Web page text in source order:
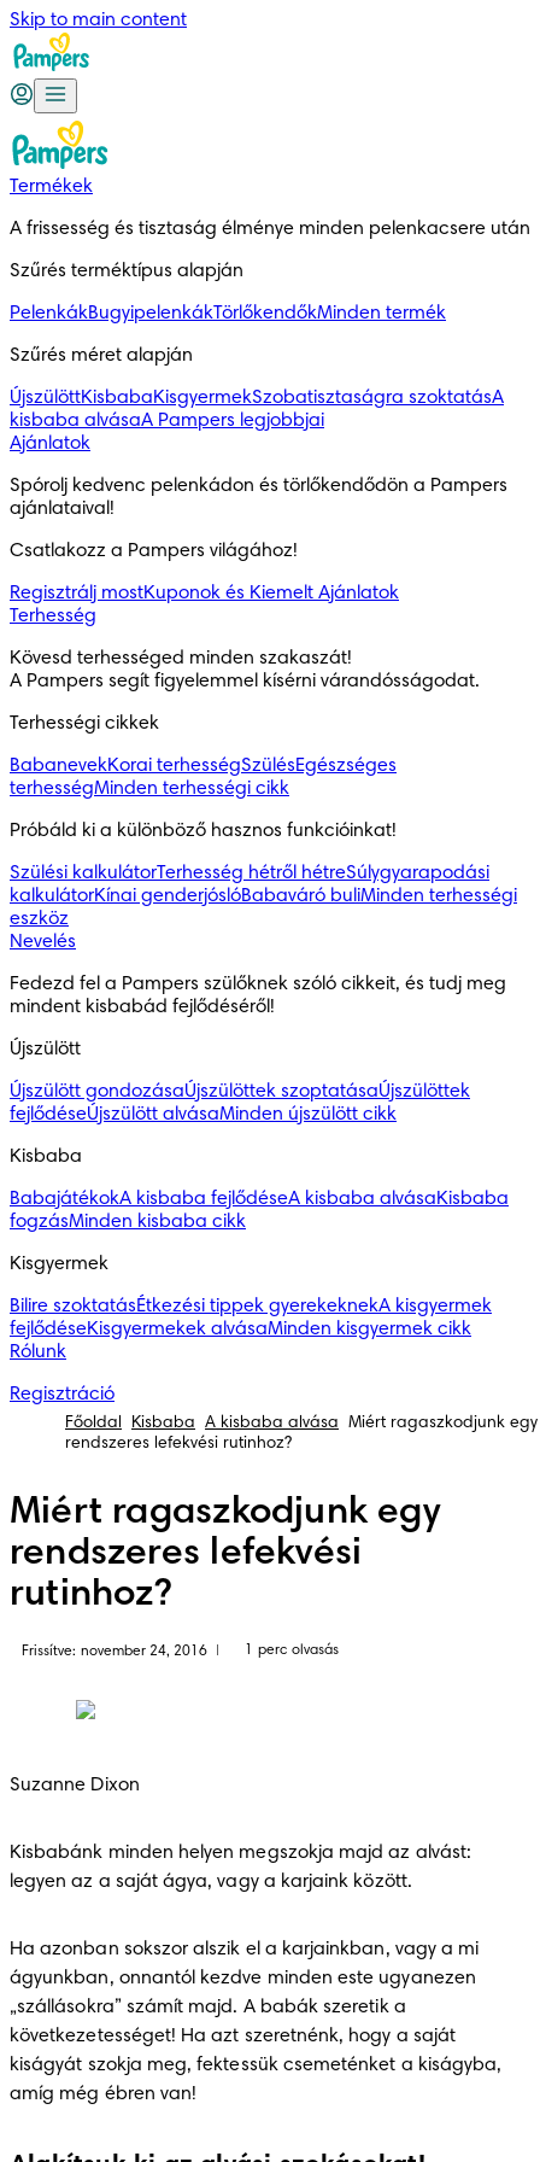
Skip to main content
Termékek
A frissesség és tisztaság élménye minden pelenkacsere után
Szűrés terméktípus alapján
PelenkákBugyipelenkákTörlőkendőkMinden termék
Szűrés méret alapján
ÚjszülöttKisbabaKisgyermekSzobatisztaságra szoktatásA
kisbaba alvásaA Pampers legjobbjai
Ajánlatok
Spórolj kedvenc pelenkádon és törlőkendődön a Pampers
ajánlataival!
Csatlakozz a Pampers világához!
Regisztrálj mostKuponok és Kiemelt Ajánlatok
Terhesség
Kövesd terhességed minden szakaszát!
A Pampers segít figyelemmel kísérni várandósságodat.
Terhességi cikkek
BabanevekKorai terhességSzülésEgészséges
terhességMinden terhességi cikk
Próbáld ki a különböző hasznos funkcióinkat!
Szülési kalkulátorTerhesség hétről hétreSúlygyarapodási
kalkulátorKínai genderjóslóBabaváró buliMinden terhességi
eszköz
Nevelés
Fedezd fel a Pampers szülőknek szóló cikkeit, és tudj meg
mindent kisbabád fejlődéséről!
Újszülött
Újszülött gondozásaÚjszülöttek szoptatásaÚjszülöttek
fejlődéseÚjszülött alvásaMinden újszülött cikk
Kisbaba
BabajátékokA kisbaba fejlődéseA kisbaba alvásaKisbaba
fogzásMinden kisbaba cikk
Kisgyermek
Bilire szoktatásÉtkezési tippek gyerekeknekA kisgyermek
fejlődéseKisgyermekek alvásaMinden kisgyermek cikk
Rólunk
Regisztráció
Főoldal Kisbaba A kisbaba alvása
Miért ragaszkodjunk egy
rendszeres lefekvési rutinhoz?
Miért ragaszkodjunk egy
rendszeres lefekvési
rutinhoz?
Frissítve: november 24, 2016 1 perc olvasás
Suzanne Dixon
Kisbabánk minden helyen megszokja majd az alvást:
legyen az a saját ágya, vagy a karjaink között.
Ha azonban sokszor alszik el a karjainkban, vagy a mi
ágyunkban, onnantól kezdve minden este ugyanezen
„szállásokra” számít majd. A babák szeretik a
következetességet! Ha azt szeretnénk, hogy a saját
kiságyát szokja meg, fektessük csemeténket a kiságyba,
amíg még ébren van!